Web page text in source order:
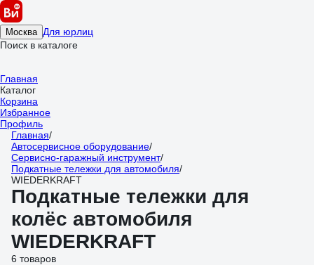
Москва Для юрлиц
Поиск в каталоге
Главная
Каталог
Корзина
Избранное
Профиль
Главная/
Автосервисное оборудование/
Сервисно-гаражный инструмент/
Подкатные тележки для автомобиля/
WIEDERKRAFT
Подкатные тележки для
колёс автомобиля
WIEDERKRAFT
6 товаров